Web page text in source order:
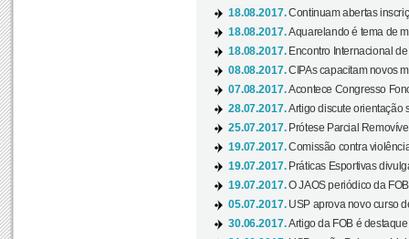
18.08.2017.Continuam abertas
18.08.2017.Aquarelando é tema de
18.08.2017. Encontro Internacional
08.08.2017.CIPAs capacitam novos
07.08.2017.Acontece Congresso
28.07.2017.Artigo discute orientação
25.07.2017. Prótese Parcial
19.07.2017.Comissão contra
19.07.2017. Práticas Esportivas
19.07.2017.O JAOS periódico da
05.07.2017. USP aprova novo curso
30.06.2017.Artigo da FOB é